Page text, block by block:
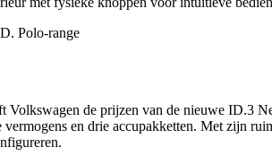
Polo-range
Volkswagen de prijzen van de nieuwe ID.3
en drie accupakketten. Met zijn